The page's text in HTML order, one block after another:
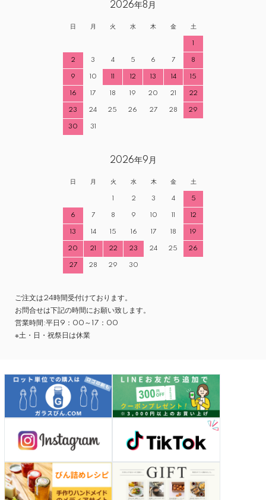
2026年8月
日 月 火 水 木 金 土
1
2 3 4 5 6 7 8
9 10 11 12 13 14 15
16 17 18 19 20 21 22
23 24 25 26 27 28 29
30 31
2026年9月
日 月 火 水 木 金 土
1 2 3 4 5
6 7 8 9 10 11 12
13 14 15 16 17 18 19
20 21 22 23 24 25 26
27 28 29 30
ご注文は24時間受付けております。
お問合せは下記の時間にお願い致します。
営業時間:平日9：00～17：00
※土・日・祝祭日は休業